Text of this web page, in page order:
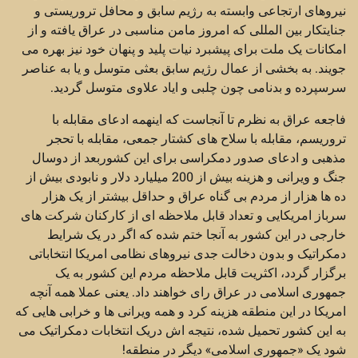
نیروهای ارتجاعی وابسته به رژیم سابق و محافل تروریستی و
جنایتکار بین المللی که امروز مامن مناسبی در عراق یافته و از
امکانات یک ملت برای پیشبرد نیات پلید و پنهان خود نیز بهره می
جویند. به بخشی از عمال رژیم سابق بعثی متوسل و یا به عناصر
سرسپرده و بدنامی چون چلبی و ایاد علاوی متوسل گردید.
فاجعه عراق به نظرم تا آنجاست که اینهمه ادعای مقابله با
تروریسم، مقابله با سلاح های کشتار جمعی، مقابله با تحجر
مذهبی و ادعای صدور دمکراسی برای این کشوربعد از دوسال
جنگ و ویرانی و هزینه بیش از 200 میلیارد دلار و نابودی بیش از
ده ها هزار از مردم بی گناه عراق و حداقل بیشتر از یک هزار
سرباز امریکایی و تعداد قابل ملاحظه ای از کارکنان شرکت های
خارجی در این کشور به آنجا ختم شده که اگر در یک شرایط
دمکراتیک و بدون دخالت جدی نیروهای نظامی امریکا انتخاباتی
برگزار گردد، اکثریت قابل ملاحظه مردم این کشور به یک
جمهوری اسلامی در عراق رای خواهند داد. یعنی عملا همه آنچه
امریکا در این منطقه هزینه کرد و همه ویرانی ها و خرابی هایی که
به این کشور تحمیل شده، نتیجه اش دریک انتخابات دمکراتیک می
شود یک «جمهوری اسلامی» دیگر در منطقه!